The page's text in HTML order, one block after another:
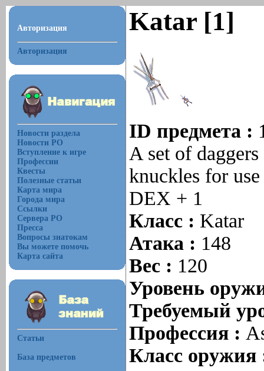
Авторизация
Авторизация
Новости раздела
Новости РО
Вступление к игре
Профессии
Квесты
Полезные статьи
Карта мира
Города мира
Ссылки
Сервера РО
Пресса
Вопросы знатокам
Вы можете помочь
Карта сайта
Статьи
База предметов
Katar [1]
ID предмета :
A set of
knuckles for
DEX + 1
Класс : Katar
Атака : 148
Вес : 120
Уровень
Требуемый
Профессия :
Класс